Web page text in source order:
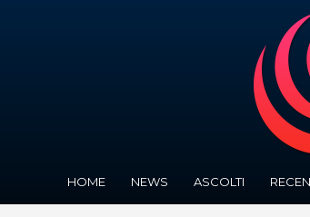
HOME NEWS ASCOLTI